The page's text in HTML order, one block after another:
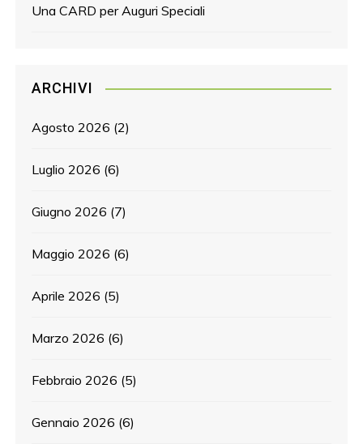
Una CARD per Auguri Speciali
ARCHIVI
Agosto 2026 (2)
Luglio 2026 (6)
Giugno 2026 (7)
Maggio 2026 (6)
Aprile 2026 (5)
Marzo 2026 (6)
Febbraio 2026 (5)
Gennaio 2026 (6)